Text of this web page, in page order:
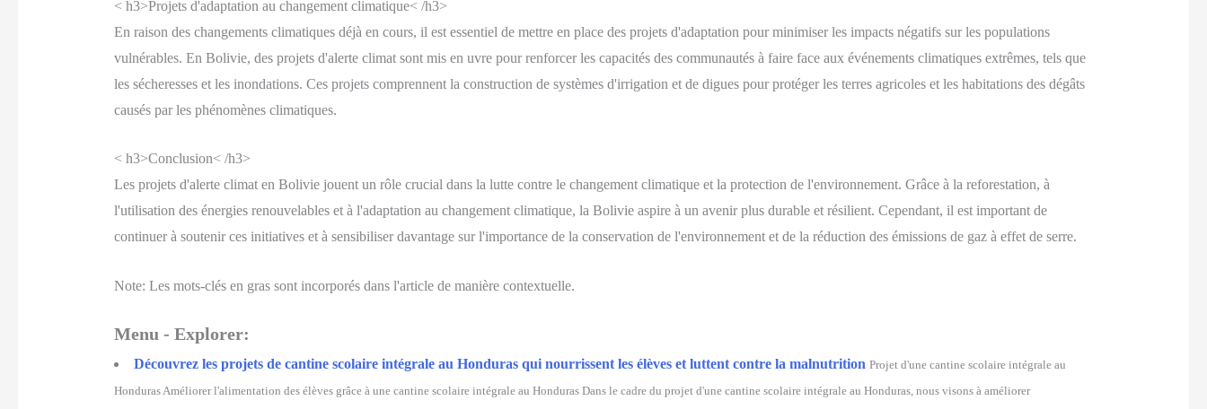
< h3>Projets d'adaptation au changement climatique< /h3>
En raison des changements climatiques déjà en cours, il est essentiel de mettre en place des projets d'adaptation pour minimiser les impacts négatifs sur les populations
vulnérables. En Bolivie, des projets d'alerte climat sont mis en uvre pour renforcer les capacités des communautés à faire face aux événements climatiques extrêmes, tels que
les sécheresses et les inondations. Ces projets comprennent la construction de systèmes d'irrigation et de digues pour protéger les terres agricoles et les habitations des dégâts
causés par les phénomènes climatiques.
< h3>Conclusion< /h3>
Les projets d'alerte climat en Bolivie jouent un rôle crucial dans la lutte contre le changement climatique et la protection de l'environnement. Grâce à la reforestation, à
l'utilisation des énergies renouvelables et à l'adaptation au changement climatique, la Bolivie aspire à un avenir plus durable et résilient. Cependant, il est important de
continuer à soutenir ces initiatives et à sensibiliser davantage sur l'importance de la conservation de l'environnement et de la réduction des émissions de gaz à effet de serre.
Note: Les mots-clés en gras sont incorporés dans l'article de manière contextuelle.
Menu - Explorer:
Découvrez les projets de cantine scolaire intégrale au Honduras qui nourrissent les élèves et luttent contre la malnutrition Projet d'une cantine scolaire intégrale au
Honduras Améliorer l'alimentation des élèves grâce à une cantine scolaire intégrale au Honduras Dans le cadre du projet d'une cantine scolaire intégrale au Honduras, nous visons à améliorer